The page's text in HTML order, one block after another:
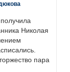
Николая
пара